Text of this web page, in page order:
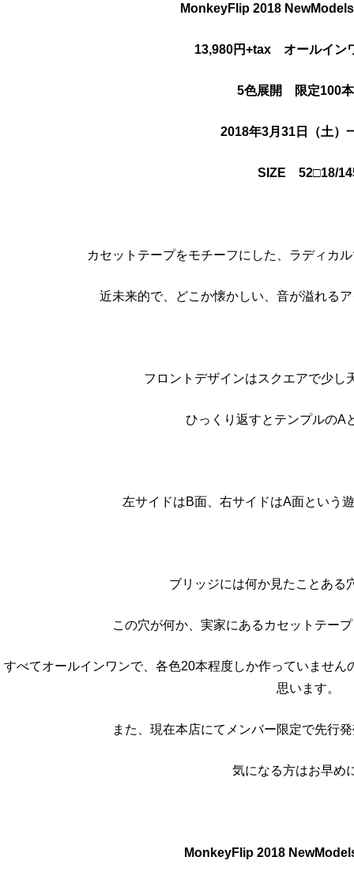
MonkeyFlip 2018
13,980円+tax オールイン
5色展開 限定100
2018年3月31日（土）
SIZE 52□18/
カセットテープをモチーフにした、ラディカ
近未来的で、どこか懐かしい、音が溢れる
フロントデザインはスクエアで少し
ひっくり返すとテンプルのA
左サイドはB面、右サイドはA面という
ブリッジには何か見たことある
この穴が何か、実家にあるカセットテー
すべてオールインワンで、各色20本程度しか作っていませ
思います。
また、現在本店にてメンバー限定で先行
気になる方はお早め
MonkeyFlip 2018